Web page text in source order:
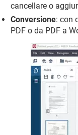
cancellare o
Conversione: con
PDF o da PDF a